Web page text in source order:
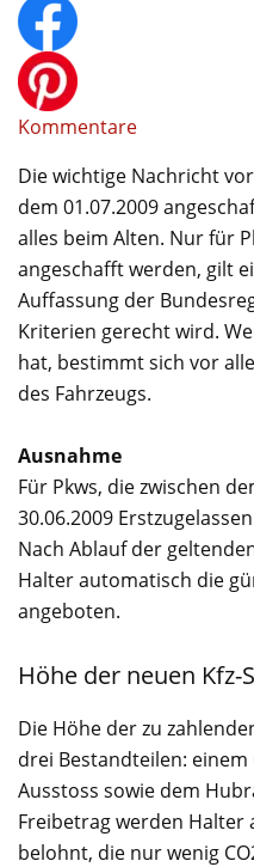
Kommentare
Die wichtige Nachricht
dem 01.07.2009
alles beim Alten. Nur für
angeschafft werden, gilt
Auffassung der
Kriterien gerecht wird.
hat, bestimmt sich vor
des Fahrzeugs.
Ausnahme
Für Pkws, die zwischen
30.06.2009
Nach Ablauf der
Halter automatisch die
angeboten.
Höhe der neuen Kfz-
Die Höhe der zu
drei Bestandteilen: einem
Ausstoss sowie dem
Freibetrag werden Halter
belohnt, die nur wenig